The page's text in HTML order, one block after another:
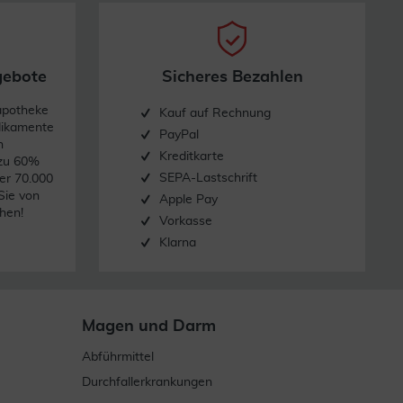
60%
70.000
von
Sicheres Bezahlen
Kauf auf Rechnung
PayPal
Kreditkarte
SEPA-Lastschrift
Apple Pay
Vorkasse
Klarna
Magen und Darm
Abführmittel
Durchfallerkrankungen